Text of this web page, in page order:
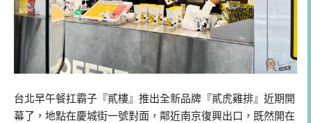
台北早午餐扛霸子『貳樓』推出全新品牌『貳虎雞排』近期開
幕了，地點在慶城街一號對面，鄰近南京復興出口，既然開在